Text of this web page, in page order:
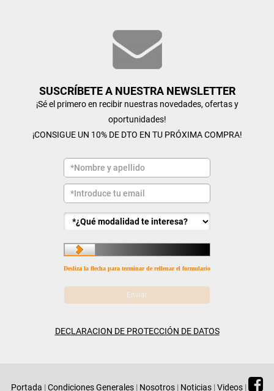
SUSCRÍBETE A NUESTRA NEWSLETTER
¡Sé el primero en recibir nuestras novedades, ofertas y
oportunidades!
¡CONSIGUE UN 10% DE DTO EN TU PRÓXIMA COMPRA!
Desliza la flecha para terminar de rellenar el formulario
DECLARACION DE PROTECCIÓN DE DATOS
Portada |Condiciones Generales | Nosotros | Noticias |Videos |